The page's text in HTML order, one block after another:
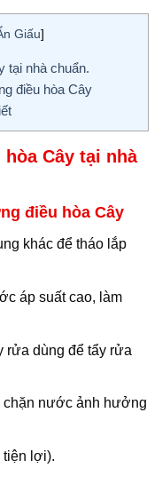
Giấu]
tại nhà chuẩn.
điều hòa Cây
Cây tại nhà
điều hòa Cây
khác để tháo lắp
áp suất cao, làm
rửa dùng để tẩy rửa
chặn nước ảnh hưởng
lợi).